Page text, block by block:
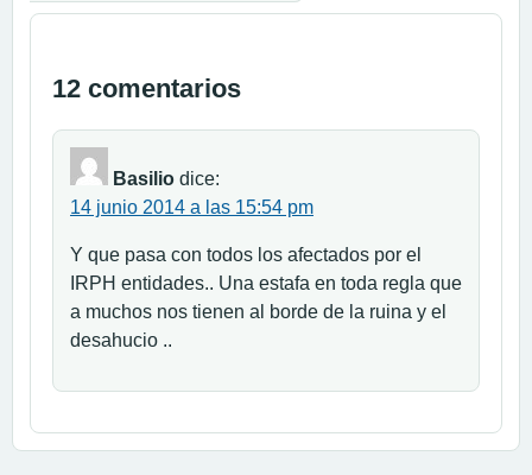
12 comentarios
Basilio dice:
14 junio 2014 a las 15:54 pm
Y que pasa con todos los afectados por el
IRPH entidades.. Una estafa en toda regla que
a muchos nos tienen al borde de la ruina y el
desahucio ..